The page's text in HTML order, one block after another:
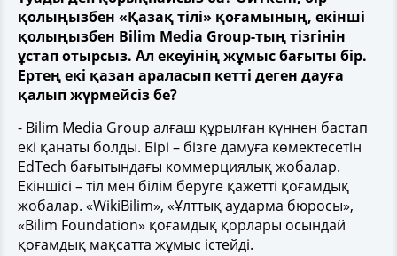
қолыңызбен «Қазақ тілі» қоғамының, екінші
қолыңызбен Bilim Media Group-тың тізгінін
ұстап отырсыз. Ал екеуінің жұмыс бағыты бір.
Ертең екі қазан араласып кетті деген дауға
қалып жүрмейсіз бе?
- Bilim Media Group алғаш құрылған күннен бастап
екі қанаты болды. Бірі – бізге дамуға көмектесетін
EdTech бағытындағы коммерциялық жобалар.
Екіншісі – тіл мен білім беруге қажетті қоғамдық
жобалар. «WikiBilim», «Ұлттық аударма бюросы»,
«Bilim Foundation» қоғамдық қорлары осындай
қоғамдық мақсатта жұмыс істейді.